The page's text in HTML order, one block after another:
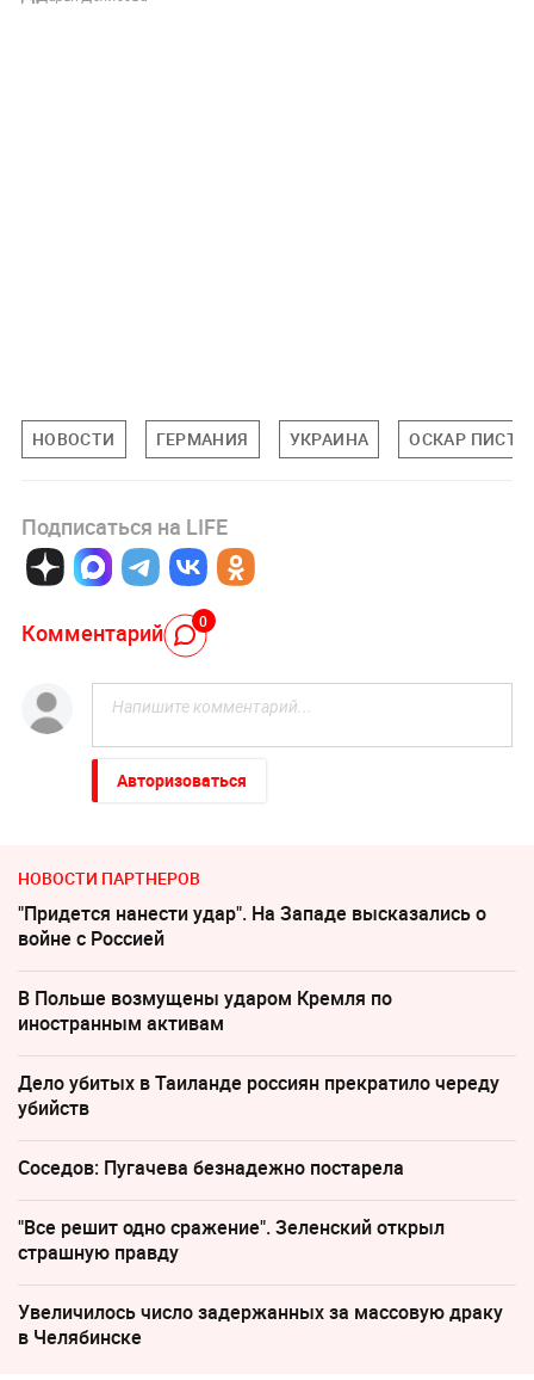
НОВОСТИ ГЕРМАНИЯ УКРАИНА ОСКАР
Подписаться на LIFE
Комментарий 0
Авторизоваться
НОВОСТИ ПАРТНЕРОВ
"Придется нанести удар". На Западе высказались о
войне с Россией
В Польше возмущены ударом Кремля по
иностранным активам
Дело убитых в Таиланде россиян прекратило череду
убийств
Соседов: Пугачева безнадежно постарела
"Все решит одно сражение". Зеленский открыл
страшную правду
Увеличилось число задержанных за массовую драку
в Челябинске